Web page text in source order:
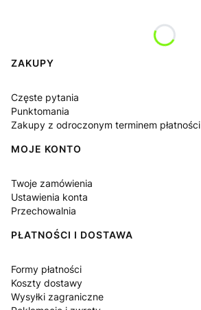
Linki w stopce
ZAKUPY
Częste pytania
Punktomania
Zakupy z odroczonym terminem płatności
MOJE KONTO
Twoje zamówienia
Ustawienia konta
Przechowalnia
PŁATNOŚCI I DOSTAWA
Formy płatności
Koszty dostawy
Wysyłki zagraniczne